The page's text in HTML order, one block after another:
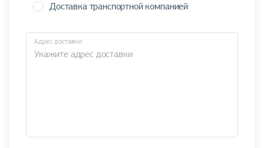
Доставка транспортной компанией
Адрес доставки